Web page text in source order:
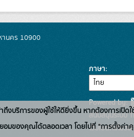
านคร 10900
ภาษา
Powered by:
สนับสนุนระบบ
เว็บไซต์ที่เกี่ยว
ถึงบริการของผู้ใช้ให้ดียิ่งขึ้น หากต้องการเปิ
มของคุณได้ตลอดเวลา โดยไปที่ "การตั้งค่า